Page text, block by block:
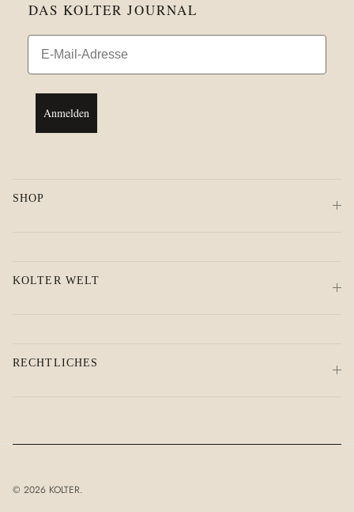
DAS KOLTER JOURNAL
Email
Anmelden
SHOP
KOLTER WELT
RECHTLICHES
© 2026 KOLTER.